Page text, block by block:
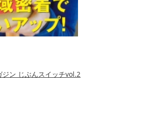
ン じぶんスイッチvol.2